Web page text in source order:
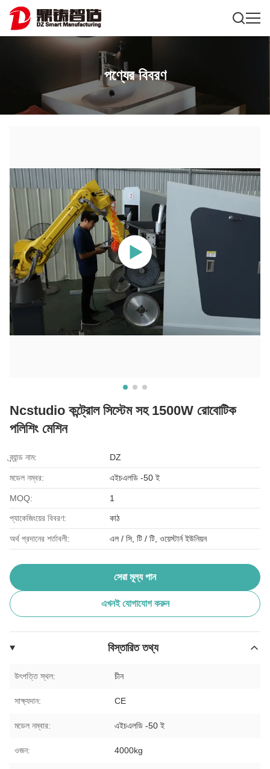
পণ্যের বিবরণ
Ncstudio কন্ট্রোল সিস্টেম সহ 1500W রোবোটিক
পলিশিং মেশিন
ব্র্যান্ড নাম: DZ
মডেল নম্বর: এইচএলডি -50 ই
MOQ: 1
প্যাকেজিংয়ের বিবরণ: কাঠ
অর্থ প্রদানের শর্তাবলী: এল / সি, টি / টি, ওয়েস্টার্ন ইউনিয়ন
সেরা মূল্য পান
এখনই যোগাযোগ করুন
বিস্তারিত তথ্য
উৎপত্তি স্থল: চীন
সাক্ষ্যদান: CE
মডেল নম্বার: এইচএলডি -50 ই
ওজন: 4000kg